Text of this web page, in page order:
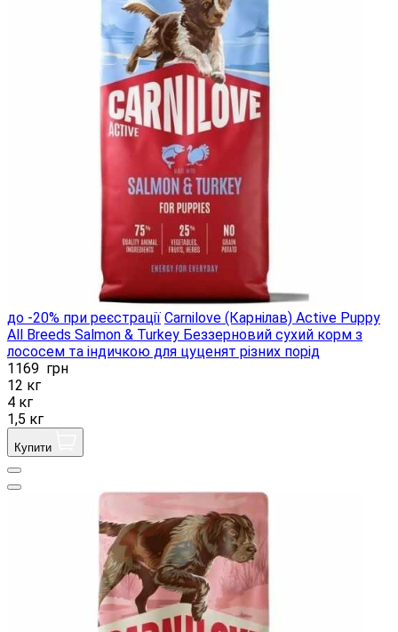
до -20% при реєстрації Carnilove (Карнілав) Active Puppy
All Breeds Salmon & Turkey Беззерновий сухий корм ​​з
лососем та індичкою для цуценят різних порід
1169 грн
12 кг
4 кг
1,5 кг
Купити